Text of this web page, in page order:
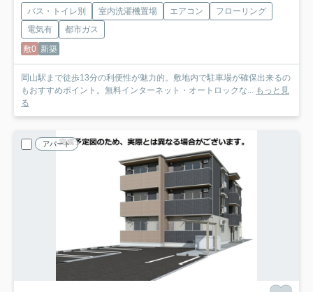
バス・トイレ別 室内洗濯機置場 エアコン
フローリング
電気有
都市ガス
敷0 新築
岡山駅まで徒歩13分の利便性が魅力的。敷地内で駐車場が確保出来るの
もおすすめポイント。無料インターネット・オートロックな... もっと見
る
アパート